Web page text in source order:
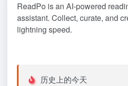
ReadPo is an AI-powered
assistant. Collect, curate, and
lightning speed.
历史上的今天